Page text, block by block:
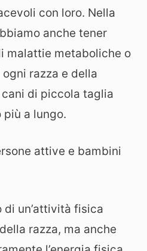
con loro. Nella
anche tener
malattie metaboliche o
razza e della
di piccola taglia
a lungo.
attive e bambini
di un’attività fisica
razza, ma anche